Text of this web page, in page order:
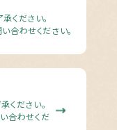
ください。
わせください。
ください。
合わせくだ